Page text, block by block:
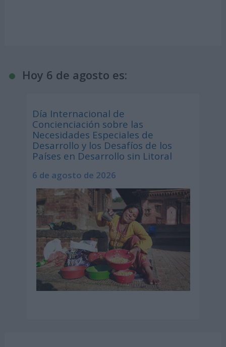
Hoy 6 de agosto es:
Día Internacional de
Concienciación sobre las
Necesidades Especiales de
Desarrollo y los Desafíos de los
Países en Desarrollo sin Litoral
6 de agosto de 2026